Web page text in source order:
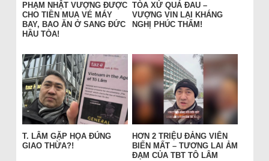
PHẠM NHẬT VƯỢNG ĐƯỢC
CHO TIỀN MUA VÉ MÁY
BAY, BAO ĂN Ở SANG ĐỨC
HẦU TÒA!
TÒA XỬ QUÁ ĐAU –
VƯỢNG VIN LẠI KHÁNG
NGHỊ PHÚC THẨM!
T. LÂM GẶP HỌA ĐÚNG
GIAO THỪA?!
HƠN 2 TRIỆU ĐẢNG VIÊN
BIẾN MẤT – TƯƠNG LAI ẢM
ĐẠM CỦA TBT TÔ LÂM